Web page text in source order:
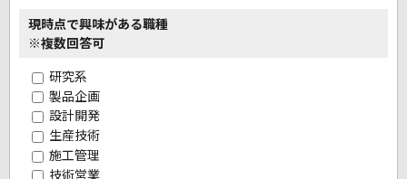
現時点で興味がある職種
※複数回答可
研究系
製品企画
設計開発
生産技術
施工管理
技術営業